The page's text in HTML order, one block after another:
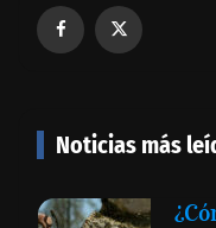
Noticias más